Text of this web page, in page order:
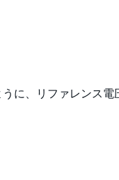
に、リファレンス